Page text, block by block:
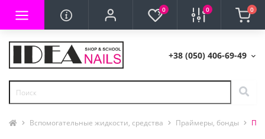
0 0 0
+38 (050) 406-69-49
Вспомогательные жидкости, средства Праймеры, бонды